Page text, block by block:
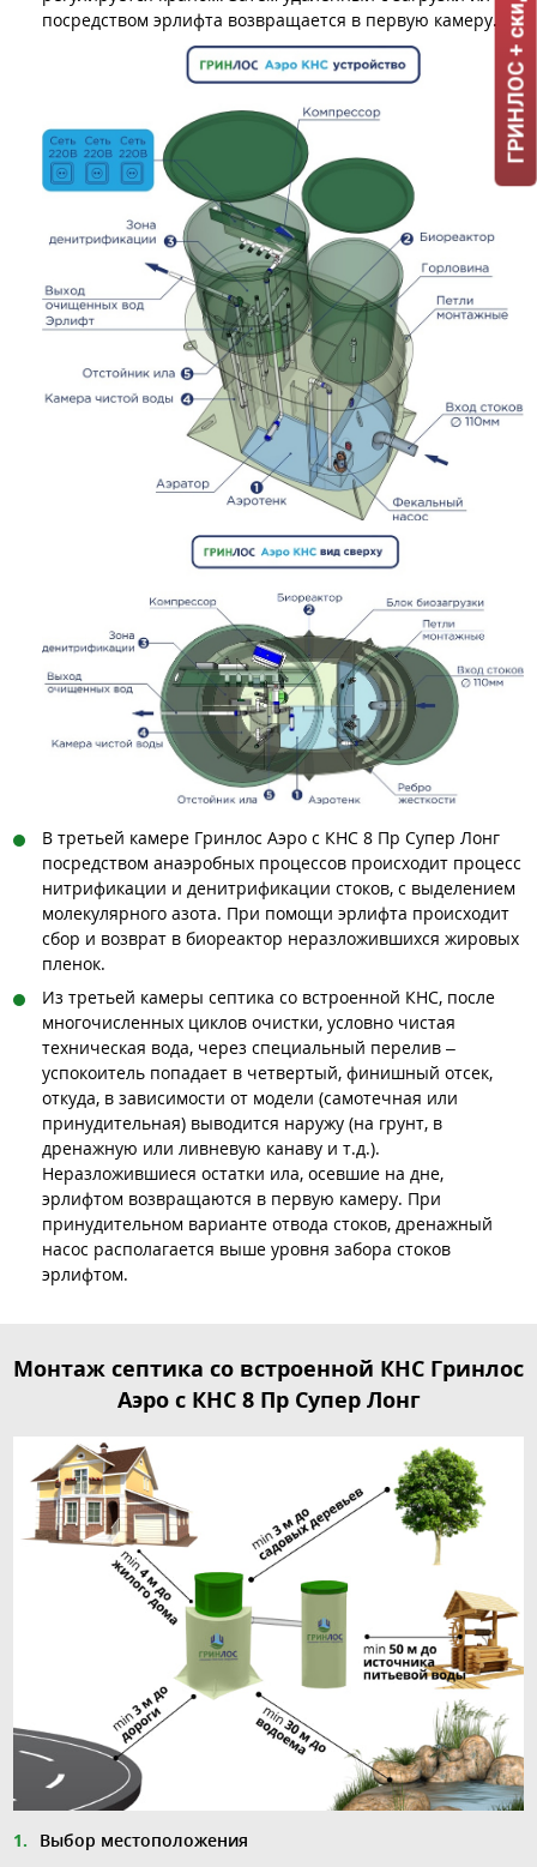
посредством эрлифта возвращается в первую камеру.
В третьей камере Гринлос Аэро с КНС 8 Пр Супер Лонг
посредством анаэробных процессов происходит процесс
нитрификации и денитрификации стоков, с выделением
молекулярного азота. При помощи эрлифта происходит
сбор и возврат в биореактор неразложившихся жировых
пленок.
Из третьей камеры септика со встроенной КНС, после
многочисленных циклов очистки, условно чистая
техническая вода, через специальный перелив –
успокоитель попадает в четвертый, финишный отсек,
откуда, в зависимости от модели (самотечная или
принудительная) выводится наружу (на грунт, в
дренажную или ливневую канаву и т.д.).
Неразложившиеся остатки ила, осевшие на дне,
эрлифтом возвращаются в первую камеру. При
принудительном варианте отвода стоков, дренажный
насос располагается выше уровня забора стоков
эрлифтом.
Монтаж септика со встроенной КНС Гринлос
Аэро с КНС 8 Пр Супер Лонг
Выбор местоположения